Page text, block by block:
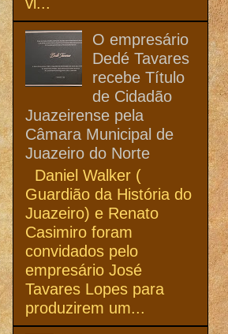
O empresário
Dedé Tavares
recebe Título
de Cidadão
Juazeirense pela
Câmara Municipal de
Juazeiro do Norte
Daniel Walker (
Guardião da História do
Juazeiro) e Renato
Casimiro foram
convidados pelo
empresário José
Tavares Lopes para
produzirem um...